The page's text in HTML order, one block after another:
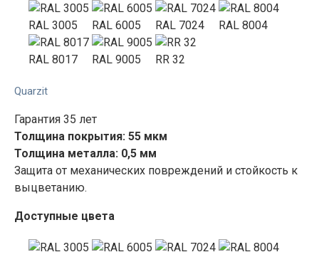
RAL 3005 RAL 6005 RAL 7024 RAL 8004
RAL 8017 RAL 9005 RR 32
Quarzit
Гарантия 35 лет
Толщина покрытия: 55 мкм
Толщина металла: 0,5 мм
Защита от механических повреждений и стойкость к
выцветанию.
Доступные цвета